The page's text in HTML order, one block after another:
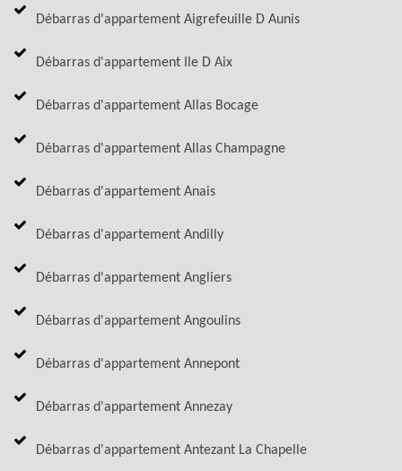
Débarras d'appartement Aigrefeuille D Aunis
Débarras d'appartement Ile D Aix
Débarras d'appartement Allas Bocage
Débarras d'appartement Allas Champagne
Débarras d'appartement Anais
Débarras d'appartement Andilly
Débarras d'appartement Angliers
Débarras d'appartement Angoulins
Débarras d'appartement Annepont
Débarras d'appartement Annezay
Débarras d'appartement Antezant La Chapelle